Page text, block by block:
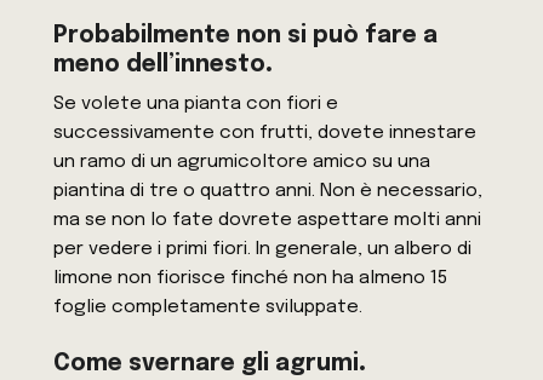
Probabilmente non si può fare a
meno dell’innesto.
Se volete una pianta con fiori e
successivamente con frutti, dovete innestare
un ramo di un agrumicoltore amico su una
piantina di tre o quattro anni. Non è necessario,
ma se non lo fate dovrete aspettare molti anni
per vedere i primi fiori. In generale, un albero di
limone non fiorisce finché non ha almeno 15
foglie completamente sviluppate.
Come svernare gli agrumi.